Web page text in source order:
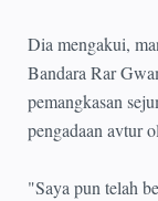
Dia mengakui,
Bandara Rar
pemangkasan
pengadaan avtur
"Saya pun telah